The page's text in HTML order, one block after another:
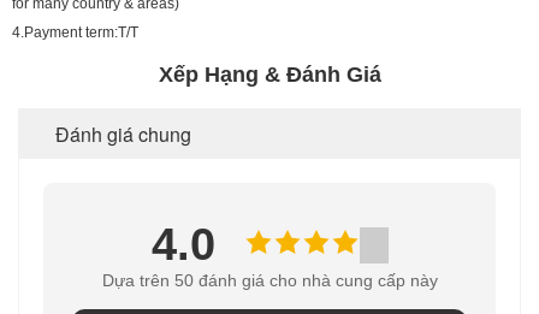
for many country & areas)
4.Payment term:T/T
Xếp Hạng & Đánh Giá
Đánh giá chung
4.0
Dựa trên 50 đánh giá cho nhà cung cấp này